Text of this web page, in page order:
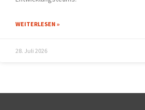
WEITERLESEN »
28. Juli 2026